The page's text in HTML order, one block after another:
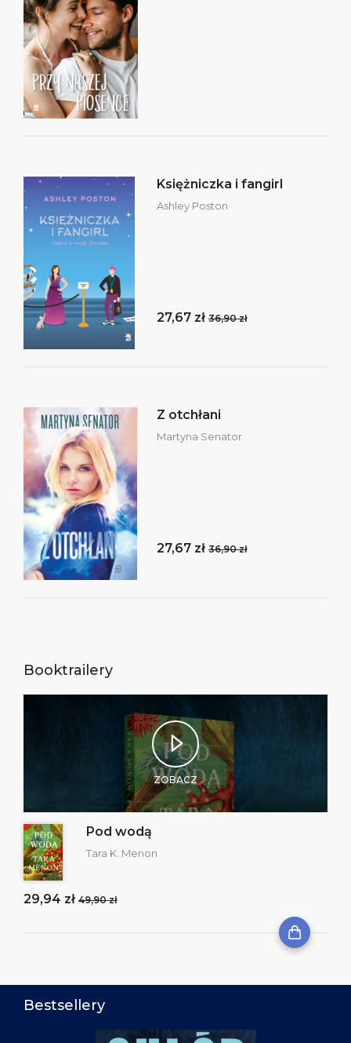
Księżniczka i fangirl
Ashley Poston
27,67 zł 36,90 zł
Z otchłani
Martyna Senator
27,67 zł 36,90 zł
Booktrailery
ZOBACZ
Pod wodą
Tara K. Menon
29,94 zł 49,90 zł
Bestsellery